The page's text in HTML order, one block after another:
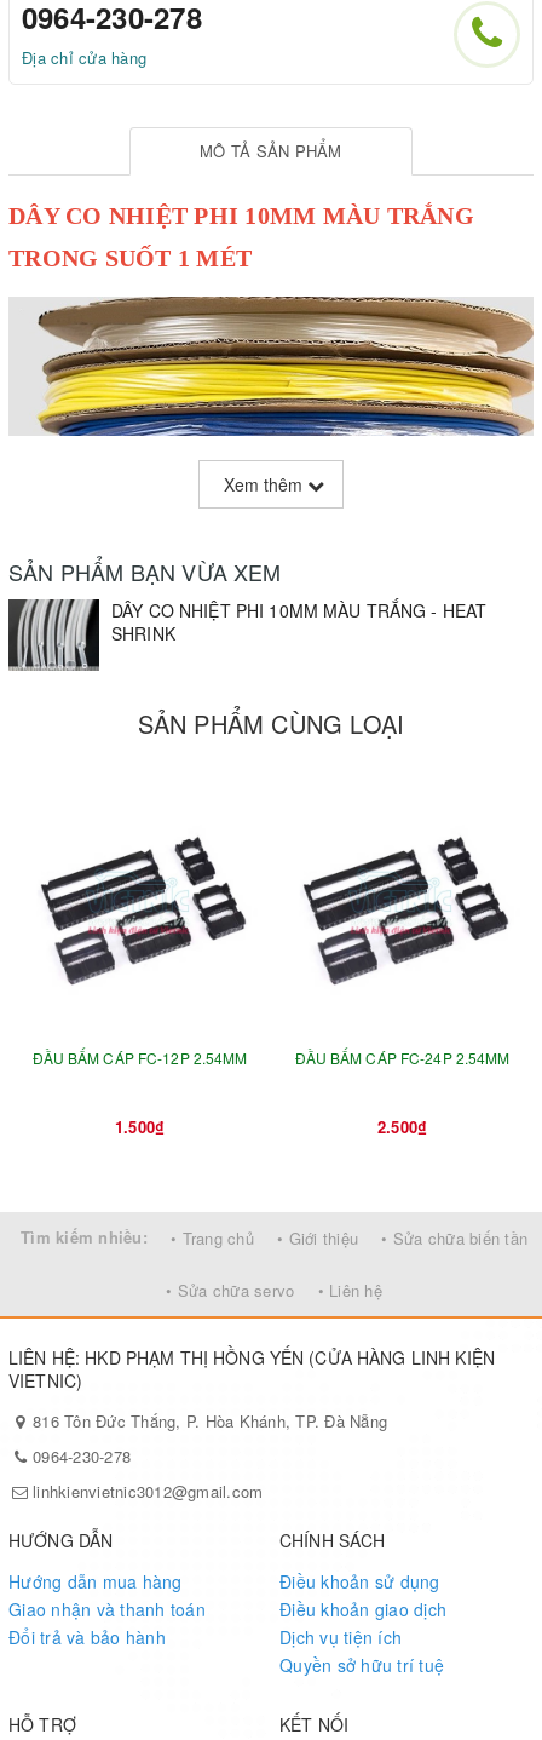
0964-230-278
Địa chỉ cửa hàng
MÔ TẢ SẢN PHẨM
DÂY CO NHIỆT PHI 10MM MÀU TRẮNG
TRONG SUỐT 1 MÉT
Xem thêm
SẢN PHẨM BẠN VỪA XEM
DÂY CO NHIỆT PHI 10MM MÀU TRẮNG - HEAT
SHRINK
SẢN PHẨM CÙNG LOẠI
ĐẦU BẤM CÁP FC-12P 2.54MM
1.500₫
ĐẦU BẤM CÁP FC-24P 2.54MM
2.500₫
Tìm kiếm nhiều: • Trang chủ • Giới thiệu • Sửa chữa biến tần
• Sửa chữa servo • Liên hệ
LIÊN HỆ: HKD PHẠM THỊ HỒNG YẾN (CỬA HÀNG LINH KIỆN
VIETNIC)
816 Tôn Đức Thắng, P. Hòa Khánh, TP. Đà Nẵng
0964-230-278
linhkienvietnic3012@gmail.com
HƯỚNG DẪN
Hướng dẫn mua hàng
Giao nhận và thanh toán
Đổi trả và bảo hành
CHÍNH SÁCH
Điều khoản sử dụng
Điều khoản giao dịch
Dịch vụ tiện ích
Quyền sở hữu trí tuệ
HỖ TRỢ KẾT NỐI